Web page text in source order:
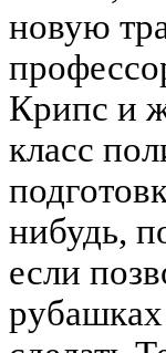
новую
Крипс и
класс
нибудь,
если